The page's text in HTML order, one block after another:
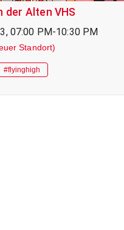
der Alten VHS
07:00 PM-10:30 PM
Standort)
#flyinghigh